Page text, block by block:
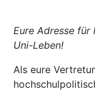
Eure Adresse für
Uni-Leben!
Als eure